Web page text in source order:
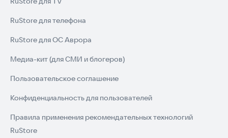
RuStore для телефона
RuStore для ОС Аврора
Медиа-кит (для СМИ и блогеров)
Пользовательское соглашение
Конфиденциальность для пользователей
Правила применения рекомендательных технологий
RuStore